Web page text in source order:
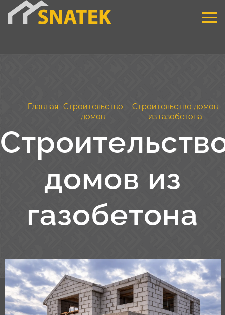
Главная Строительство
домов
Строительство домов
из газобетона
домов из
газобетона